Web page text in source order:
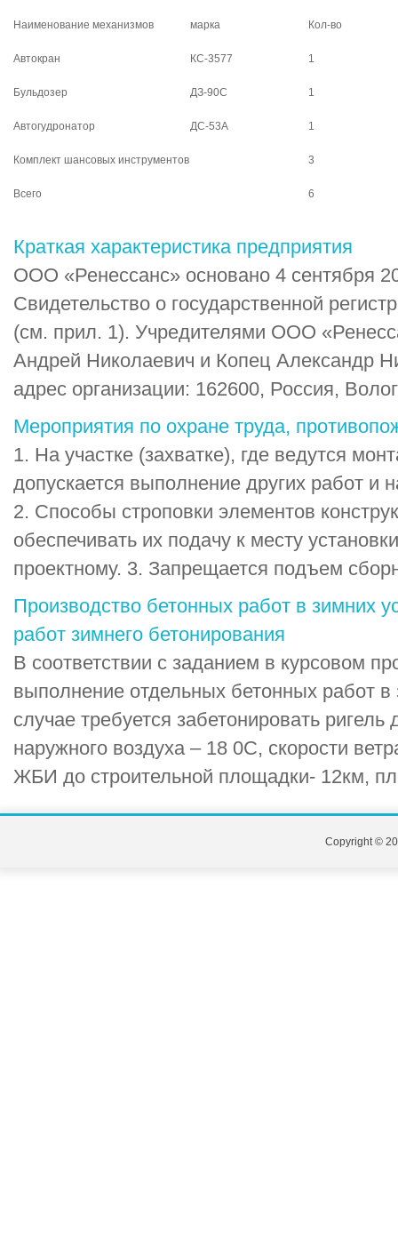
Наименование механизмов марка Кол-во
Автокран КС-3577 1
Бульдозер ДЗ-90С 1
Автогудронатор ДС-53А 1
Комплект шансовых инструментов 3
Всего 6
Краткая характеристика предприятия
ООО «Ренессанс» основано 4 сентября
Свидетельство о государственной
(см. прил. 1). Учредителями ООО
Андрей Николаевич и Копец Александр
адрес организации: 162600, Россия,
Мероприятия по охране труда,
1. На участке (захватке), где ведутся
допускается выполнение других работ и
2. Способы строповки элементов
обеспечивать их подачу к месту
проектному. 3. Запрещается подъем
Производство бетонных работ в зимних
работ зимнего бетонирования
В соответствии с заданием в курсовом
выполнение отдельных бетонных работ
случае требуется забетонировать
наружного воздуха – 18 0С, скорости
ЖБИ до строительной площадки- 12км,
Copyright ©